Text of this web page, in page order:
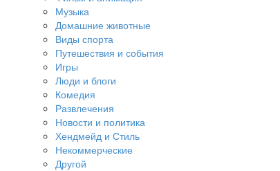
Музыка
Домашние животные
Виды спорта
Путешествия и события
Игры
Люди и блоги
Комедия
Развлечения
Новости и политика
Хендмейд и Стиль
Некоммерческие
Другой